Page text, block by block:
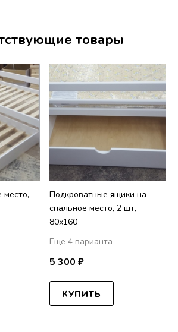
товары
место,
Подкроватные ящики на
спальное место, 2 шт,
80х160
Еще 4 варианта
5 300 ₽
КУПИТЬ